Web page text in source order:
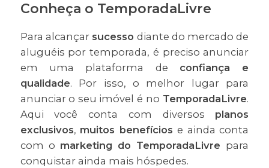
Conheça o TemporadaLivre
Para alcançar sucesso diante do mercado de
aluguéis por temporada, é preciso anunciar
em uma plataforma de confiança e
qualidade. Por isso, o melhor lugar para
anunciar o seu imóvel é no TemporadaLivre.
Aqui você conta com diversos planos
exclusivos, muitos benefícios e ainda conta
com o marketing do TemporadaLivre para
conquistar ainda mais hóspedes.